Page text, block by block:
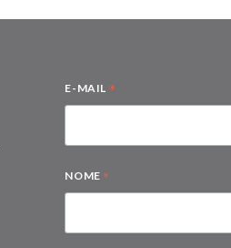
E-MAIL *
NOME *